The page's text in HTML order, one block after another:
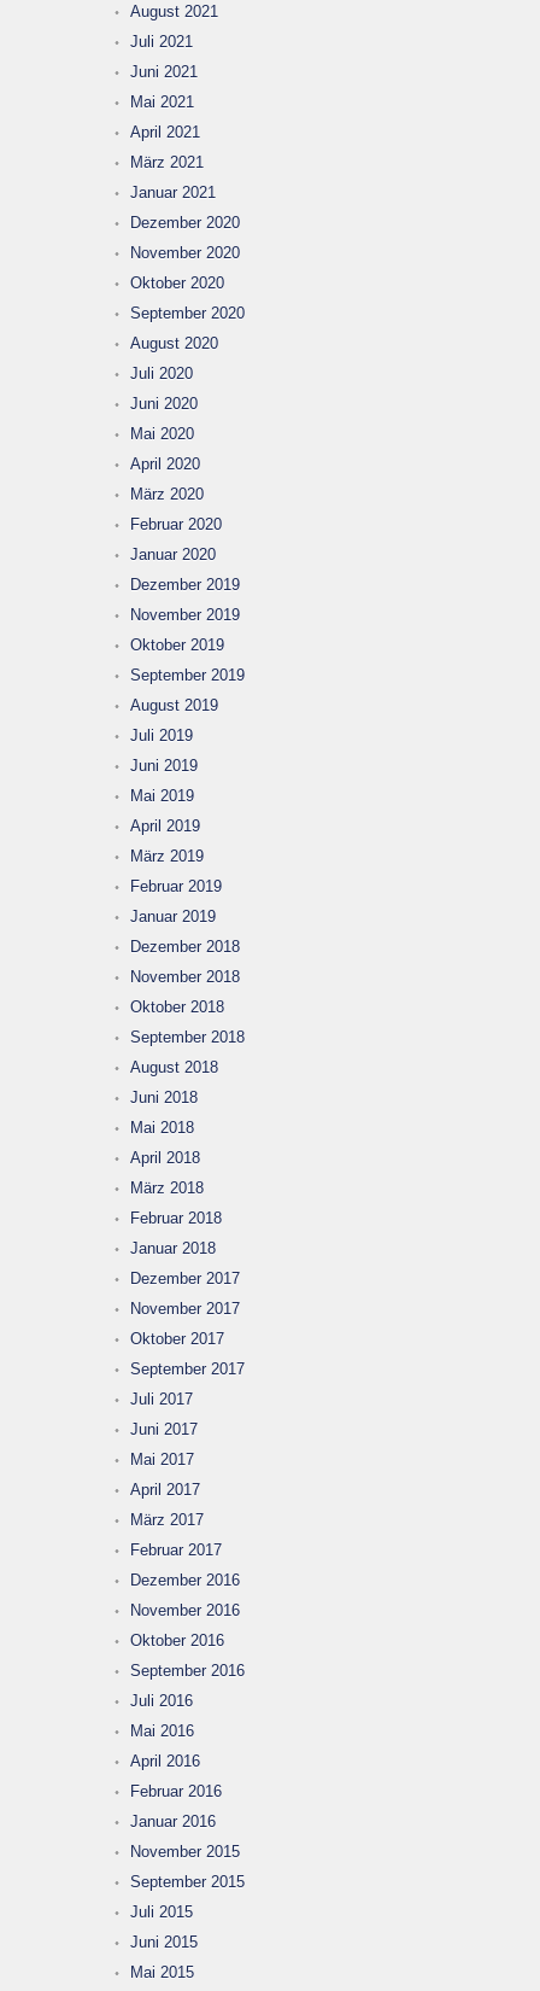
August 2021
Juli 2021
Juni 2021
Mai 2021
April 2021
März 2021
Januar 2021
Dezember 2020
November 2020
Oktober 2020
September 2020
August 2020
Juli 2020
Juni 2020
Mai 2020
April 2020
März 2020
Februar 2020
Januar 2020
Dezember 2019
November 2019
Oktober 2019
September 2019
August 2019
Juli 2019
Juni 2019
Mai 2019
April 2019
März 2019
Februar 2019
Januar 2019
Dezember 2018
November 2018
Oktober 2018
September 2018
August 2018
Juni 2018
Mai 2018
April 2018
März 2018
Februar 2018
Januar 2018
Dezember 2017
November 2017
Oktober 2017
September 2017
Juli 2017
Juni 2017
Mai 2017
April 2017
März 2017
Februar 2017
Dezember 2016
November 2016
Oktober 2016
September 2016
Juli 2016
Mai 2016
April 2016
Februar 2016
Januar 2016
November 2015
September 2015
Juli 2015
Juni 2015
Mai 2015